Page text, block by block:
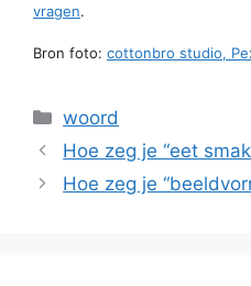
vragen.
Bron foto: cottonbro studio,
Categorieën
woord
Hoe zeg je “eet
Hoe zeg je